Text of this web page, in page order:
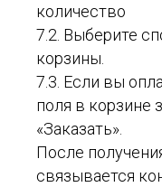
количество
7.2. Выберите
корзины.
7.3. Если вы
поля в корзине
«Заказать».
После
связывается